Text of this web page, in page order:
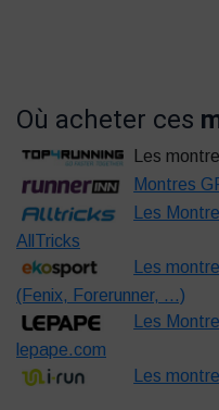
Où acheter ces
Les
Montres
Les
AllTricks
Les
(Fenix, Forerunner, ...)
Les
lepape.com
Les